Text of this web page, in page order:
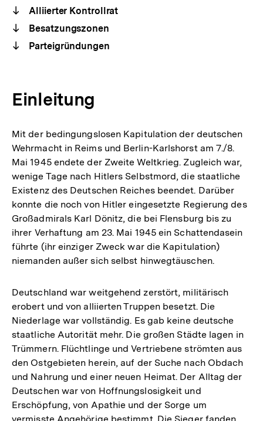
Alliierter Kontrollrat
Besatzungszonen
Parteigründungen
Einleitung
Mit der bedingungslosen Kapitulation der deutschen
Wehrmacht in Reims und Berlin-Karlshorst am 7./8.
Mai 1945 endete der Zweite Weltkrieg. Zugleich war,
wenige Tage nach Hitlers Selbstmord, die staatliche
Existenz des Deutschen Reiches beendet. Darüber
konnte die noch von Hitler eingesetzte Regierung des
Großadmirals Karl Dönitz, die bei Flensburg bis zu
ihrer Verhaftung am 23. Mai 1945 ein Schattendasein
führte (ihr einziger Zweck war die Kapitulation)
niemanden außer sich selbst hinwegtäuschen.
Deutschland war weitgehend zerstört, militärisch
erobert und von alliierten Truppen besetzt. Die
Niederlage war vollständig. Es gab keine deutsche
staatliche Autorität mehr. Die großen Städte lagen in
Trümmern. Flüchtlinge und Vertriebene strömten aus
den Ostgebieten herein, auf der Suche nach Obdach
und Nahrung und einer neuen Heimat. Der Alltag der
Deutschen war von Hoffnungslosigkeit und
Erschöpfung, von Apathie und der Sorge um